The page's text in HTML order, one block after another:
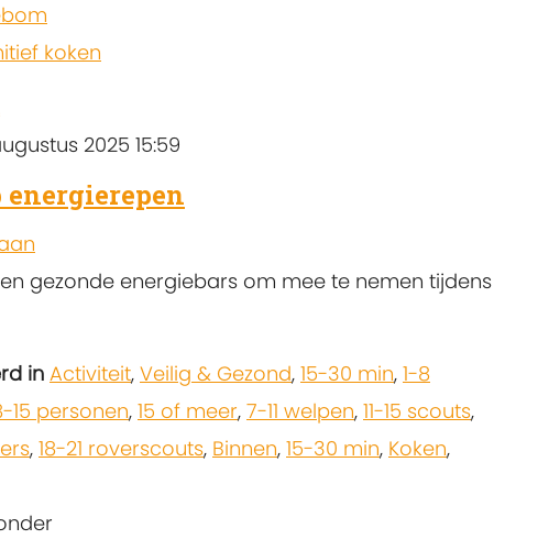
koken
2025 15:59
gezonde energiebars om mee te nemen tijdens
inActiviteit, Veilig & Gezond, 15-30 min, 1-8
15 personen, 15 of meer, 7-11 welpen, 11-15 scouts,
, 18-21 roverscouts, Binnen, 15-30 min, Koken,